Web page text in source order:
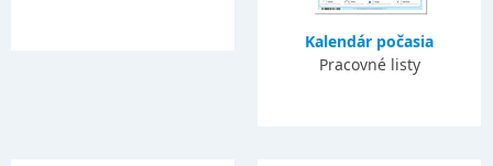
Kalendár počasia
Pracovné listy